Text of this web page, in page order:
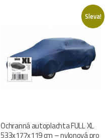
Sleva!
Ochranná autoplachta FULL XL
533x177x119 cm – nylonová pro